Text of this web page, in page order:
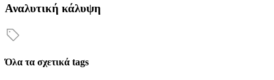
Αναλυτική κάλυψη
Όλα τα σχετικά tags